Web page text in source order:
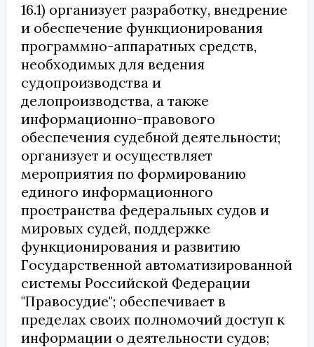
16.1) организует разработку, внедрение
и обеспечение функционирования
программно-аппаратных средств,
необходимых для ведения
судопроизводства и
делопроизводства, а также
информационно-правового
обеспечения судебной деятельности;
организует и осуществляет
мероприятия по формированию
единого информационного
пространства федеральных судов и
мировых судей, поддержке
функционирования и развитию
Государственной автоматизированной
системы Российской Федерации
"Правосудие"; обеспечивает в
пределах своих полномочий доступ к
информации о деятельности судов;